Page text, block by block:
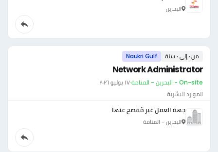
البحرين
من ٠ إلى ٠ سنة Naukri Gulf
Network Administrator
On-site - البحرين - المنامة ·١٧ يوليو ٢٠٢٦
الموارد البشرية
جهة العمل غير مُفصح عنها
البحرين - المنامة